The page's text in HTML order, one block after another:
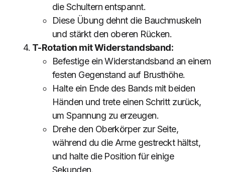
die Schultern entspannt.
Diese Übung dehnt die Bauchmuskeln
und stärkt den oberen Rücken.
T-Rotation mit Widerstandsband:
Befestige ein Widerstandsband an einem
festen Gegenstand auf Brusthöhe.
Halte ein Ende des Bands mit beiden
Händen und trete einen Schritt zurück,
um Spannung zu erzeugen.
Drehe den Oberkörper zur Seite,
während du die Arme gestreckt hältst,
und halte die Position für einige
Sekunden.